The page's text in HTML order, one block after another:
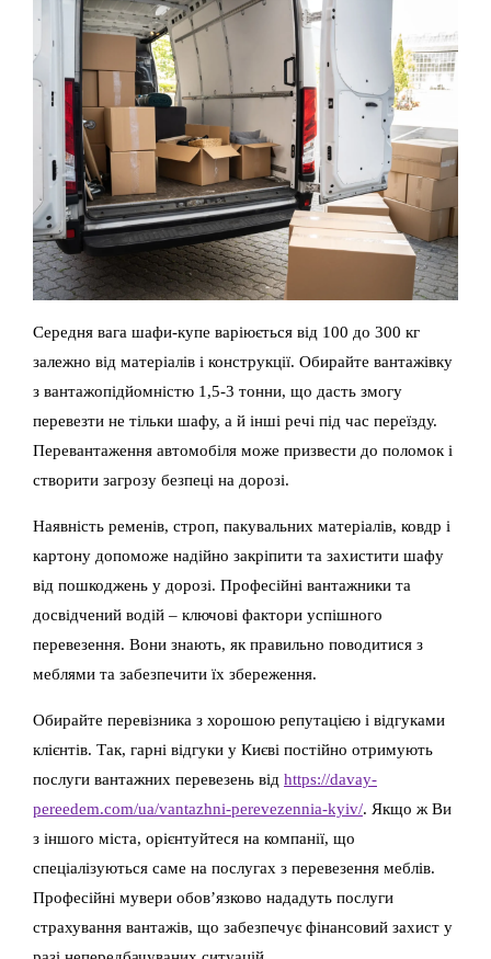
Середня вага шафи-купе варіюється від 100 до 300 кг
залежно від матеріалів і конструкції. Обирайте вантажівку
з вантажопідйомністю 1,5-3 тонни, що дасть змогу
перевезти не тільки шафу, а й інші речі під час переїзду.
Перевантаження автомобіля може призвести до поломок і
створити загрозу безпеці на дорозі.
Наявність ременів, строп, пакувальних матеріалів, ковдр і
картону допоможе надійно закріпити та захистити шафу
від пошкоджень у дорозі. Професійні вантажники та
досвідчений водій – ключові фактори успішного
перевезення. Вони знають, як правильно поводитися з
меблями та забезпечити їх збереження.
Обирайте перевізника з хорошою репутацією і відгуками
клієнтів. Так, гарні відгуки у Києві постійно отримують
послуги вантажних перевезень від https://davay-
pereedem.com/ua/vantazhni-perevezennia-kyiv/. Якщо ж Ви
з іншого міста, орієнтуйтеся на компанії, що
спеціалізуються саме на послугах з перевезення меблів.
Професійні мувери обов’язково нададуть послуги
страхування вантажів, що забезпечує фінансовий захист у